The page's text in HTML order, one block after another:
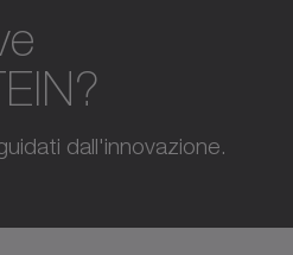
dall'innovazione.